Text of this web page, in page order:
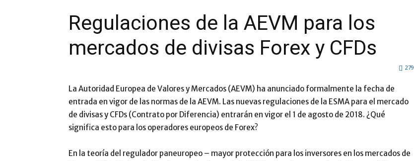
Regulaciones de la AEVM para los
mercados de divisas Forex y CFDs
279
La Autoridad Europea de Valores y Mercados (AEVM) ha anunciado formalmente la fecha de
entrada en vigor de las normas de la AEVM. Las nuevas regulaciones de la ESMA para el mercado
de divisas y CFDs (Contrato por Diferencia) entrarán en vigor el 1 de agosto de 2018. ¿Qué
significa esto para los operadores europeos de Forex?
En la teoría del regulador paneuropeo – mayor protección para los inversores en los mercados de